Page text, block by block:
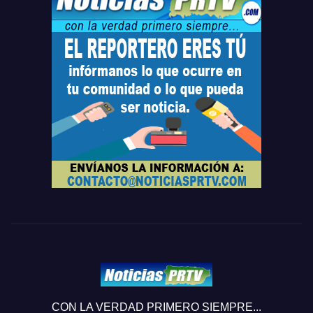
CON LA VERDAD PRIMERO SIEMPRE...